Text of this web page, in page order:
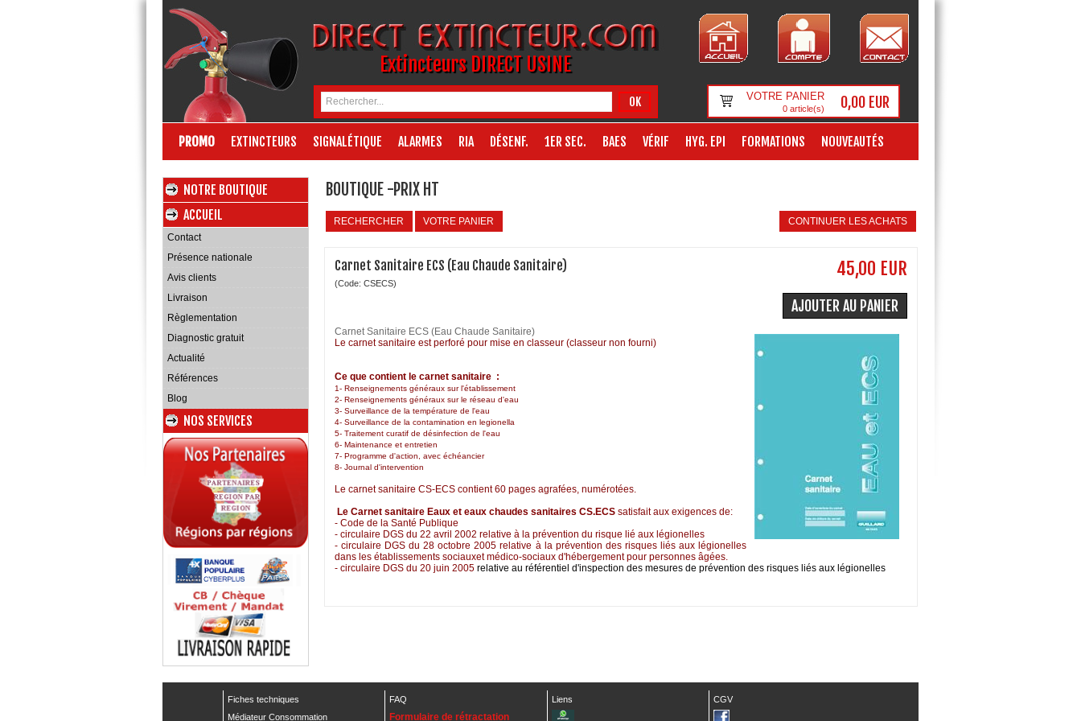
Extincteurs DIRECT USINE
OK VOTRE PANIER
0article(s) 0,00 EUR
PROMO EXTINCTEURS SIGNALÉTIQUE ALARMES RIA DÉSENF. 1ER SEC. BAES VÉRIF HYG. EPI FORMATIONS NOUVEAUTÉS
NOTRE BOUTIQUE
ACCUEIL
Contact
Présence nationale
Avis clients
Livraison
Règlementation
Diagnostic gratuit
Actualité
Références
Blog
NOS SERVICES
BOUTIQUE -PRIX HT
RECHERCHER VOTRE PANIER CONTINUER LES ACHATS
Carnet Sanitaire ECS (Eau Chaude Sanitaire)
(Code: CSECS)
45,00 EUR
AJOUTER AU PANIER
Carnet Sanitaire ECS (Eau Chaude Sanitaire)
Le carnet sanitaire est perforé pour mise en classeur (classeur non fourni)
Ce que contient le carnet sanitaire :
1- Renseignements généraux sur l'établissement
2- Renseignements généraux sur le réseau d'eau
3- Surveillance de la température de l'eau
4- Surveillance de la contamination en legionella
5- Traitement curatif de désinfection de l'eau
6- Maintenance et entretien
7- Programme d'action, avec échéancier
8- Journal d'intervention
Le carnet sanitaire CS-ECS contient 60 pages agrafées, numérotées.
Le Carnet sanitaire Eaux et eaux chaudes sanitaires CS.ECS satisfait aux exigences de:
- Code de la Santé Publique
- circulaire DGS du 22 avril 2002 relative à la prévention du risque lié aux légionelles
-circulaire DGS du 28 octobre 2005 relative à la prévention des risques liés aux légionelles
dans les établissements sociauxet médico-sociaux d'hébergement pour personnes âgées.
- circulaire DGS du 20 juin 2005 relative au référentiel d'inspection des mesures de prévention des risques liés aux légionelles
Fiches techniques FAQ Liens
CGV
Médiateur Consommation
Formulaire de rétractation